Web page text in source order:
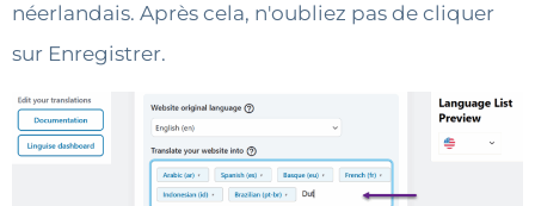
néerlandais. Après cela, n'oubliez pas de cliquer
sur Enregistrer.